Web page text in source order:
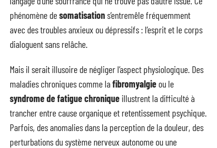
phénomène desomatisations’entremêle fréquemment
avec des troubles anxieux ou dépressifs : l’esprit et le corps
dialoguent sans relâche.
Mais il serait illusoire de négliger l’aspect physiologique. Des
maladies chroniques comme lafibromyalgie ou le
syndrome de fatigue chronique illustrent la difficulté à
trancher entre cause organique et retentissement psychique.
Parfois, des anomalies dans la perception de la douleur, des
perturbations du système nerveux autonome ou une